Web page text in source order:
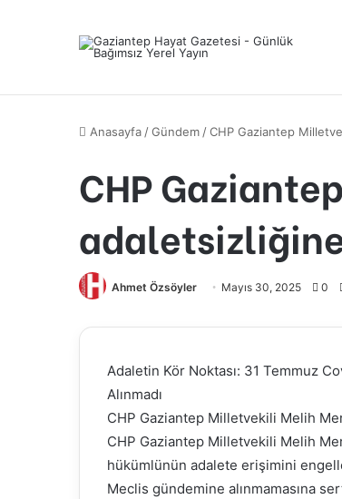
Anasayfa /Gündem /CHP Gaziantep
CHP
Ahmet Özsöyler Mayıs 30, 2025 0
Adaletin Kör Noktası: 31 Temmuz
Alınmadı
CHP Gaziantep Milletvekili Melih
CHP Gaziantep Milletvekili Melih
hükümlünün adalete erişimini
Meclis gündemine alınmamasına